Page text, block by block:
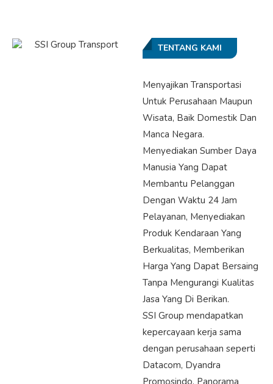
TENTANG KAMI
Menyajikan Transportasi
Untuk Perusahaan Maupun
Wisata, Baik Domestik Dan
Manca Negara.
Menyediakan Sumber Daya
Manusia Yang Dapat
Membantu Pelanggan
Dengan Waktu 24 Jam
Pelayanan, Menyediakan
Produk Kendaraan Yang
Berkualitas, Memberikan
Harga Yang Dapat Bersaing
Tanpa Mengurangi Kualitas
Jasa Yang Di Berikan.
SSI Group mendapatkan
kepercayaan kerja sama
dengan perusahaan seperti
Datacom, Dyandra
Promosindo, Panorama